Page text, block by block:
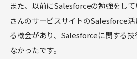
また、以前にSalesforceの勉強をして
さんのサービスサイトのSalesforce
る機会があり、Salesforceに関する
なかったです。